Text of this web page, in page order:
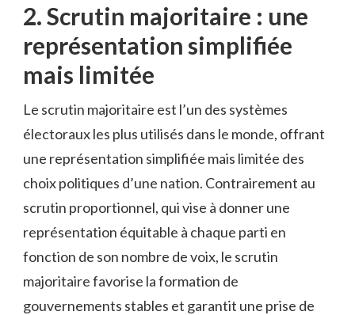
2. Scrutin‌ majoritaire ​: une
représentation simplifiée
⁤mais limitée
Le scrutin majoritaire est l’un des systèmes
électoraux les plus utilisés dans le monde, offrant
une représentation simplifiée mais limitée des
choix politiques d’une ⁤nation. Contrairement‌ au
scrutin proportionnel, ‌qui vise à donner une
représentation équitable à chaque​ parti en
‌fonction ‍de son ⁢nombre de voix, le scrutin
majoritaire⁤ favorise la formation de
gouvernements stables⁤ et garantit une prise de